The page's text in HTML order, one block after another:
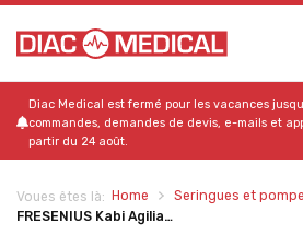
Diac Medical est fermé pour les vacances
commandes, demandes de devis, e-mails et
partir du 24 août.
Voues êtes là: Home
Seringues et
FRESENIUS Kabi Agilia…